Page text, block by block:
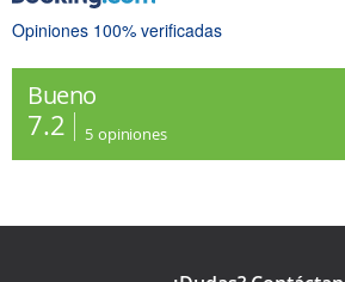
Opiniones 100% verificadas
Bueno
7.2 5 opiniones